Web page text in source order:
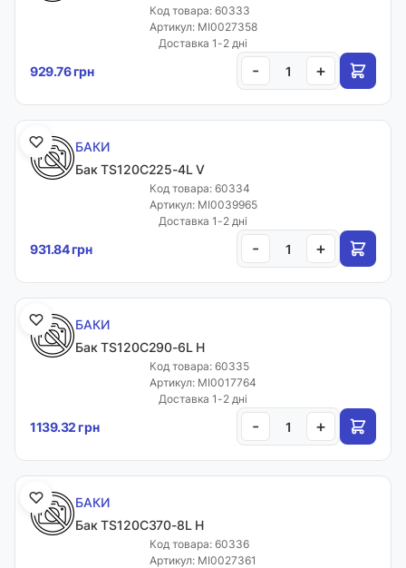
Код товара: 60333
Артикул: MI0027358
Доставка 1-2 дні
929.76 грн - +
БАКИ
Бак TS120C225-4L V
Код товара: 60334
Артикул: MI0039965
Доставка 1-2 дні
931.84 грн - +
БАКИ
Бак TS120C290-6L H
Код товара: 60335
Артикул: MI0017764
Доставка 1-2 дні
1139.32 грн - +
БАКИ
Бак TS120C370-8L H
Код товара: 60336
Артикул: MI0027361